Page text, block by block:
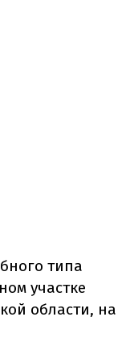
типа
участке
области, на